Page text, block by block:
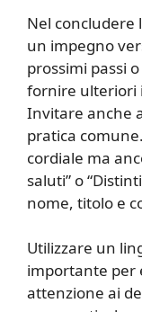
Nel concludere
un impegno
prossimi passi
fornire ulteriori
Invitare anche
pratica
cordiale ma
saluti” o
nome, titolo e
Utilizzare un
importante per
attenzione ai